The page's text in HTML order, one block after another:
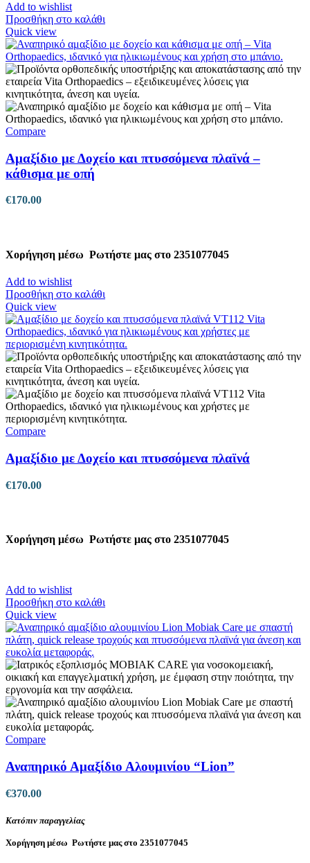
Add to wishlist
Προσθήκη στο καλάθι
Quick view
Compare
Αμαξίδιο με Δοχείο και πτυσσόμενα πλαϊνά –
κάθισμα με οπή
€170.00
Χορήγηση μέσω Ρωτήστε μας στο 2351077045
Add to wishlist
Προσθήκη στο καλάθι
Quick view
Compare
Αμαξίδιο με Δοχείο και πτυσσόμενα πλαϊνά
€170.00
Χορήγηση μέσω Ρωτήστε μας στο 2351077045
Add to wishlist
Προσθήκη στο καλάθι
Quick view
Compare
Αναπηρικό Αμαξίδιο Αλουμινίου “Lion”
€370.00
Κατόπιν παραγγελίας
Χορήγηση μέσω Ρωτήστε μας στο 2351077045